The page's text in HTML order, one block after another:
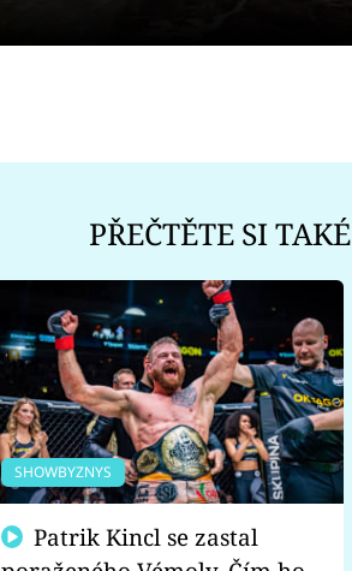
PŘEČTĚTE SI TAKÉ
SHOWBYZNYS